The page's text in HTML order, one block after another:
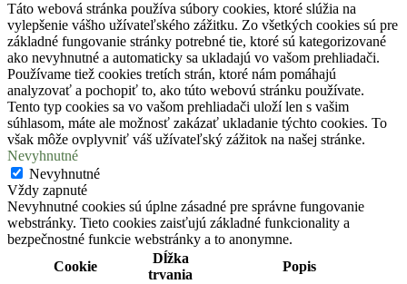
Táto webová stránka používa súbory cookies, ktoré slúžia na
vylepšenie vášho užívateľského zážitku. Zo všetkých cookies sú pre
základné fungovanie stránky potrebné tie, ktoré sú kategorizované
ako nevyhnutné a automaticky sa ukladajú vo vašom prehliadači.
Používame tiež cookies tretích strán, ktoré nám pomáhajú
analyzovať a pochopiť to, ako túto webovú stránku používate.
Tento typ cookies sa vo vašom prehliadači uloží len s vašim
súhlasom, máte ale možnosť zakázať ukladanie týchto cookies. To
však môže ovplyvniť váš užívateľský zážitok na našej stránke.
Nevyhnutné
Nevyhnutné
Vždy zapnuté
Nevyhnutné cookies sú úplne zásadné pre správne fungovanie
webstránky. Tieto cookies zaisťujú základné funkcionality a
bezpečnostné funkcie webstránky a to anonymne.
Cookie
Dĺžka
trvania
Popis